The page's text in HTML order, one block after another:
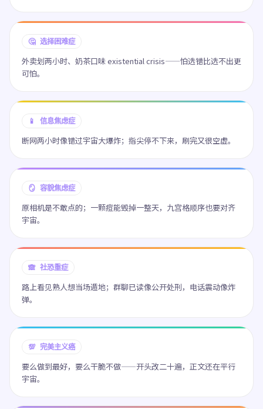
🤔 选择困难症
外卖划两小时、奶茶口味 existential crisis——怕选错比选不出更
可怕。
📱 信息焦虑症
断网两小时像错过宇宙大爆炸；指尖停不下来，刷完又很空虚。
🪞 容貌焦虑症
原相机是不敢点的；一颗痘能毁掉一整天，九宫格顺序也要对齐
宇宙。
🙈 社恐重症
路上看见熟人想当场遁地；群聊已读像公开处刑，电话震动像炸
弹。
💯 完美主义癌
要么做到最好，要么干脆不做——开头改二十遍，正文还在平行
宇宙。